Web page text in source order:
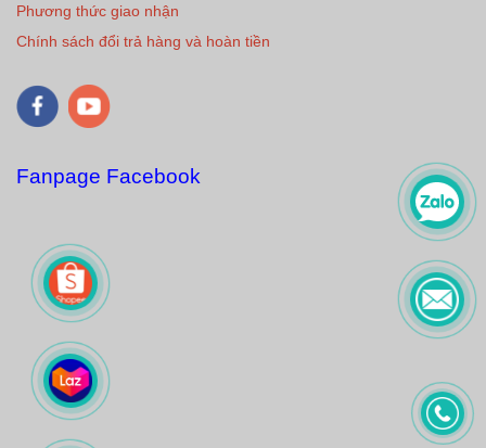
Phương thức giao nhận
Chính sách đổi trả hàng và hoàn tiền
Fanpage Facebook